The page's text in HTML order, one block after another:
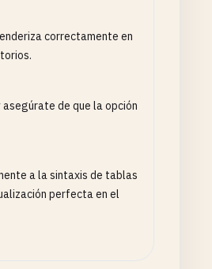
correctamente en
de que la opción
a la sintaxis de tablas
perfecta en el